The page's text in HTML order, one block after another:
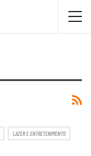
LAZER E ENTRETENIMENTO